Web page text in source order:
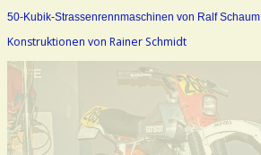
50-Kubik-Strassenrennmaschinen von Ralf Schaum
Konstruktionen von Rainer Schmidt